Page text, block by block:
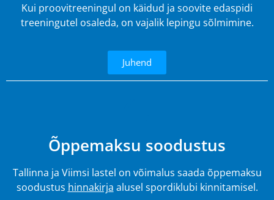
Kui proovitreeningul on käidud ja soovite edaspidi
treeningutel osaleda, on vajalik lepingu sõlmimine.
Juhend
Õppemaksu soodustus
Tallinna ja Viimsi lastel on võimalus saada õppemaksu
soodustus hinnakirja alusel spordiklubi kinnitamisel.